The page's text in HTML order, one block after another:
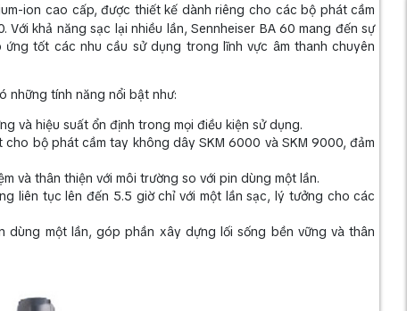
ion cao cấp, được thiết kế dành riêng cho các bộ phát cầm
khả năng sạc lại nhiều lần, Sennheiser BA 60 mang đến sự
tốt các nhu cầu sử dụng trong lĩnh vực âm thanh chuyên
những tính năng nổi bật như:
và hiệu suất ổn định trong mọi điều kiện sử dụng.
bộ phát cầm tay không dây SKM 6000 và SKM 9000, đảm
và thân thiện với môi trường so với pin dùng một lần.
liên tục lên đến 5.5 giờ chỉ với một lần sạc, lý tưởng cho các
dùng một lần, góp phần xây dựng lối sống bền vững và thân